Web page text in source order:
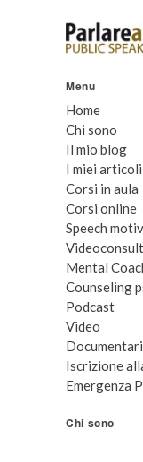
Menu
Home
Chi sono
Il mio blog
I miei articoli
Corsi in aula
Corsi online
Speech
Mental
Counseling
Podcast
Video
Documentari
Iscrizione
Emergenza
Chi sono